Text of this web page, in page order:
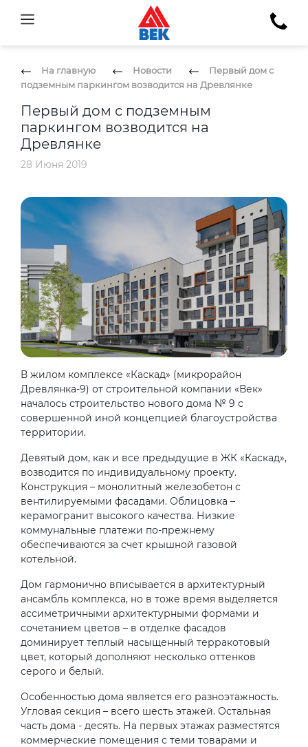
На главную Новости
Первый дом с
подземным паркингом возводится на Древлянке
Первый дом с подземным
паркингом возводится на
Древлянке
28 Июня 2019
В жилом комплексе «Каскад» (микрорайон
Древлянка-9) от строительной компании «Век»
началось строительство нового дома № 9 с
совершенной иной концепцией благоустройства
территории.
Девятый дом, как и все предыдущие в ЖК «Каскад»,
возводится по индивидуальному проекту.
Конструкция – монолитный железобетон с
вентилируемыми фасадами. Облицовка –
керамогранит высокого качества. Низкие
коммунальные платежи по-прежнему
обеспечиваются за счет крышной газовой
котельной.
Дом гармонично вписывается в архитектурный
ансамбль комплекса, но в тоже время выделяется
ассиметричными архитектурными формами и
сочетанием цветов – в отделке фасадов
доминирует теплый насыщенный терракотовый
цвет, который дополняют несколько оттенков
серого и белый.
Особенностью дома является его разноэтажность.
Угловая секция – всего шесть этажей. Остальная
часть дома - десять. На первых этажах разместятся
коммерческие помещения с теми товарами и